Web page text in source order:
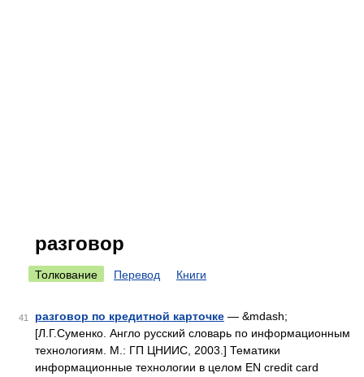
разговор
Толкование Перевод Книги
41 разговор по кредитной карточке — &mdash;
[Л.Г.Суменко. Англо русский словарь по информационным
технологиям. М.: ГП ЦНИИС, 2003.] Тематики
информационные технологии в целом EN credit card